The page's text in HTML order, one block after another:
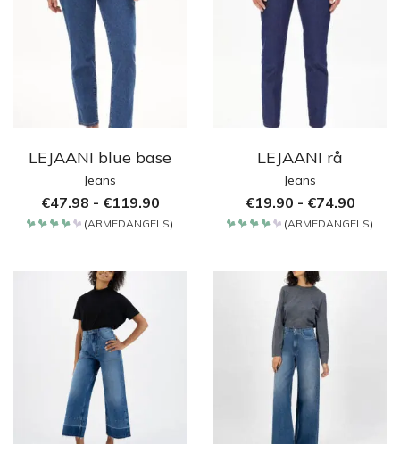
LEJAANI blue base
Jeans
€47.98 - €119.90
(ARMEDANGELS)
LEJAANI rå
Jeans
€19.90 - €74.90
(ARMEDANGELS)